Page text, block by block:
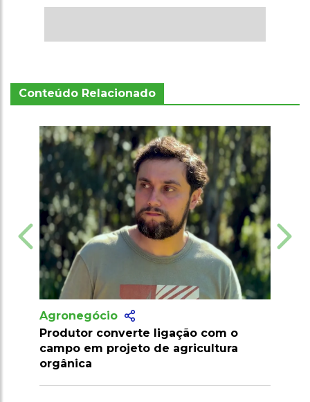
Conteúdo Relacionado
Agronegócio
Marrocos suspende tarifas de
importação de carnes e ovinos até
2026